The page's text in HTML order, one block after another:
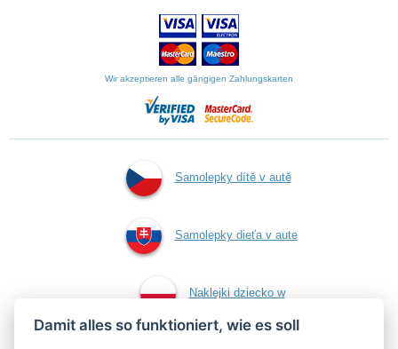
Wir akzeptieren alle gängigen Zahlungskarten
Samolepky dítě v autě
Samolepky dieťa v aute
Naklejki dziecko w
Damit alles so funktioniert, wie es soll